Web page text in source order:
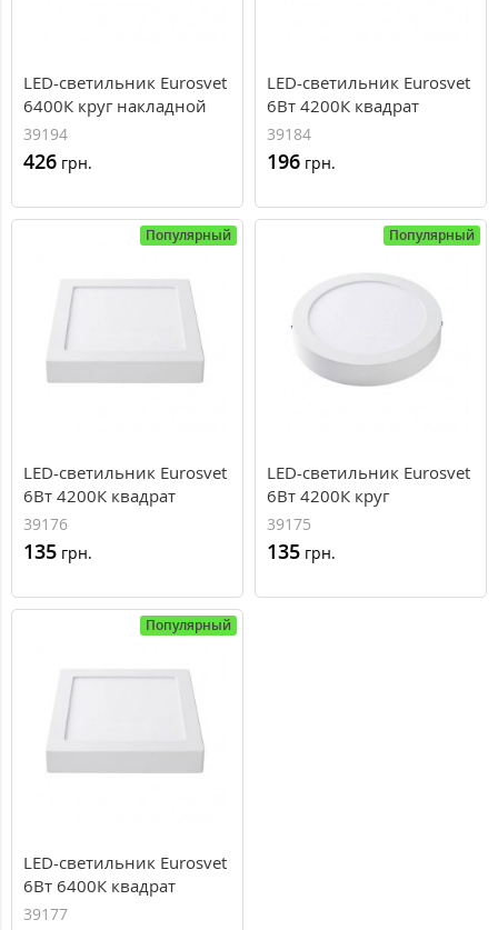
LED-светильник Eurosvet
6400К круг накладной
300мм
39194
426 грн.
LED-светильник Eurosvet
6Вт 4200К квадрат
накладной 120мм
39184
196 грн.
Популярный
LED-светильник Eurosvet
6Вт 4200К квадрат
накладной 120мм
39176
135 грн.
Популярный
LED-светильник Eurosvet
6Вт 4200К круг
накладной 120мм
39175
135 грн.
Популярный
LED-светильник Eurosvet
6Вт 6400К квадрат
накладной 120мм
39177